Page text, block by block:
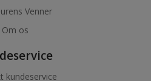
Venner
Om os
kundeservice